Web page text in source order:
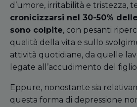
d’umore, irritabilità e tristezza,
cronicizzarsi nel 30-50%
sono colpite, con pesanti
qualità della vita e sullo
attività quotidiane, da quelle
legate all’accudimento del
Eppure, nonostante sia
questa forma di depressione